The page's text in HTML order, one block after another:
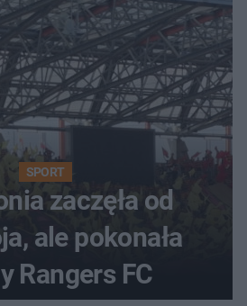
SPORT
zaczęła od
ale pokonała
Rangers FC